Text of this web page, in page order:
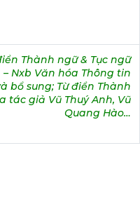
Thành ngữ & Tục ngữ
– Nxb Văn hóa Thông tin
bổ sung; Từ điển Thành
tác giả Vũ Thuý Anh, Vũ
Quang Hào…